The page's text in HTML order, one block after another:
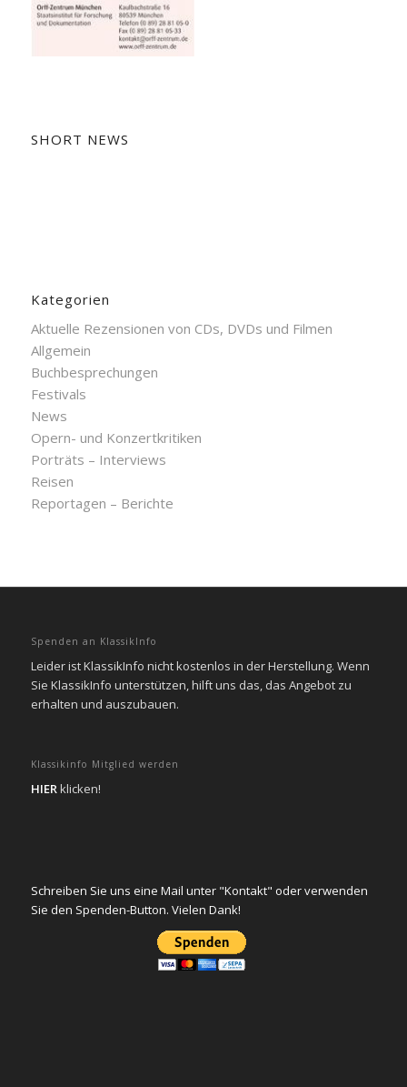
SHORT NEWS
Kategorien
Aktuelle Rezensionen von CDs, DVDs und Filmen
Allgemein
Buchbesprechungen
Festivals
News
Opern- und Konzertkritiken
Porträts – Interviews
Reisen
Reportagen – Berichte
Spenden an KlassikInfo
Leider ist KlassikInfo nicht kostenlos in der Herstellung. Wenn
Sie KlassikInfo unterstützen, hilft uns das, das Angebot zu
erhalten und auszubauen.
Klassikinfo Mitglied werden
HIERklicken!
Schreiben Sie uns eine Mail unter "Kontakt" oder verwenden
Sie den Spenden-Button. Vielen Dank!